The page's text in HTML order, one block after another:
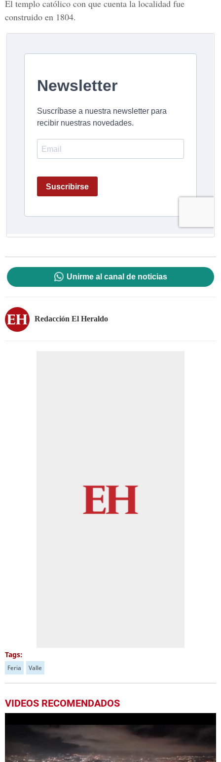
El templo católico con que cuenta la localidad fue
construido en 1804.
Unirme al canal de noticias
Redacción El Heraldo
Tags:
Feria Valle
VIDEOS RECOMENDADOS